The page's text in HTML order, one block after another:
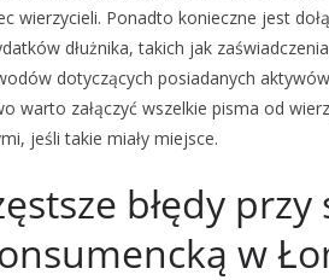
wierzycieli. Ponadto konieczne jest
dłużnika, takich jak
dotyczących posiadanych
warto załączyć wszelkie pisma od
jeśli takie miały miejsce.
błędy
w